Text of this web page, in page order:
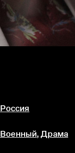
Россия
Военный, Драма